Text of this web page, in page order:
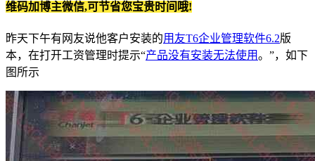
维码加博主微信,可节省您宝贵时间哦!
昨天下午有网友说他客户安装的用友T6企业管理软件6.2版
本，在打开工资管理时提示“产品没有安装无法使用。”，如下
图所示